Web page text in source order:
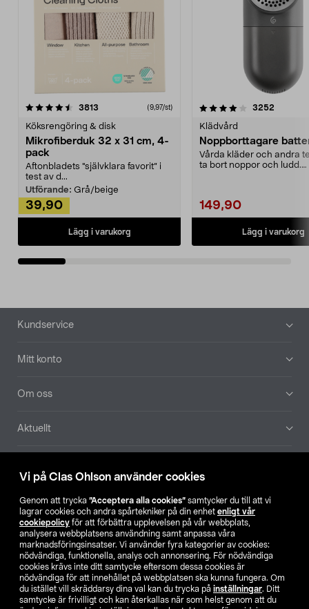
Vi på Clas Ohlson använder cookies
Genom att trycka ”Acceptera alla cookies” samtycker du till att vi
lagrar cookies och andra spårtekniker på din enhet enligt vår
cookiepolicy för att förbättra upplevelsen på vår webbplats,
analysera webbplatsens användning samt anpassa våra
marknadsföringsinsatser. Vi använder fyra kategorier av cookies:
nödvändiga, funktionella, analys och annonsering. För nödvändiga
cookies krävs inte ditt samtycke eftersom dessa cookies är
nödvändiga för att innehållet på webbplatsen ska kunna fungera. Om
du istället vill skräddarsy dina val kan du trycka på inställningar. Ditt
samtycke är frivilligt och kan återkallas när som helst genom att du
3813 (9,97/st)
Köksrengöring & disk
Mikrofiberduk 32 x 31 cm, 4-
pack
Aftonbladets "självklara favorit” i
test av d...
Utförande: Grå/beige
39,90
Lägg i varukorg
4.0av 5 stjärnor 3252
Klädvård
Noppborttagare
Vårda kläder och andra
ta bort noppor och ludd.
149,90
Lägg i varukorg
4.5av 5 stjärnor
Sidfot
Kundservice
Mitt konto
Om oss
Aktuellt
Hitta butik
SE NO FI